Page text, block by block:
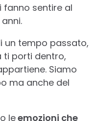
fanno sentire al
un tempo passato,
ti porti dentro,
Siamo
ma anche del
leemozioni che